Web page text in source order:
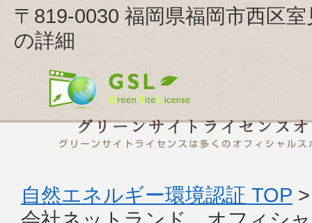
〒819-0030 福岡県福岡市西区
の詳細
自然エネルギー環境認証 TOP